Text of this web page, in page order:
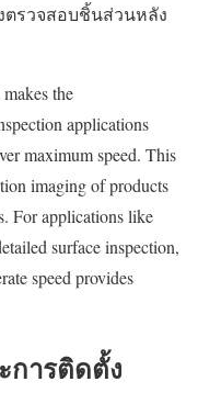
รวจสอบชิ้นส่วนหลัง
the
applications
maximum speed. This
imaging of products
For applications like
surface inspection,
speed provides
การติดตั้ง